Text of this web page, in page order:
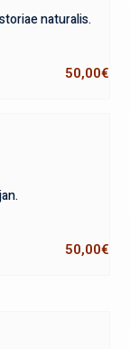
naturalis.
50,00€
50,00€